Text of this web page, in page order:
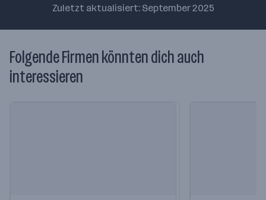
Zuletzt aktualisiert: September 2025
Folgende Firmen könnten dich auch
interessieren